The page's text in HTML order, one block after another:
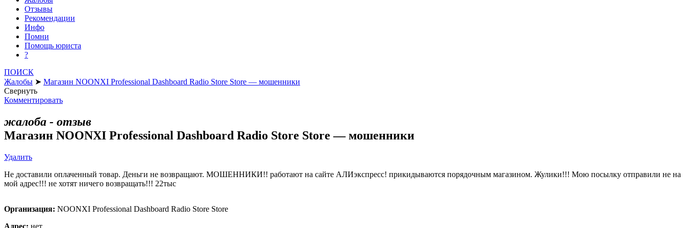
Отзывы
Рекомендации
Инфо
Помни
Помощь юриста
?
ПОИСК
Жалобы ➤ Магазин NOONXI Professional Dashboard Radio Store Store — мошенники
Свернуть
Комментировать
жалоба - отзыв
Магазин NOONXI Professional Dashboard Radio Store Store — мошенники
Удалить
Не доставили оплаченный товар. Деньги не возвращают. МОШЕННИКИ!! работают на сайте АЛИэкспресс! прикидываются порядочным магазином. Жулики!!! Мою посылку отправили не на
мой адрес!!! не хотят ничего возвращать!!! 22тыс
Организация: NOONXI Professional Dashboard Radio Store Store
Адрес: нет